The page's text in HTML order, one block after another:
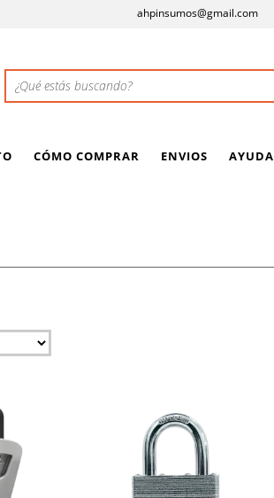
ahpinsumos@gmail.com
CÓMO COMPRAR ENVIOS AYUDA